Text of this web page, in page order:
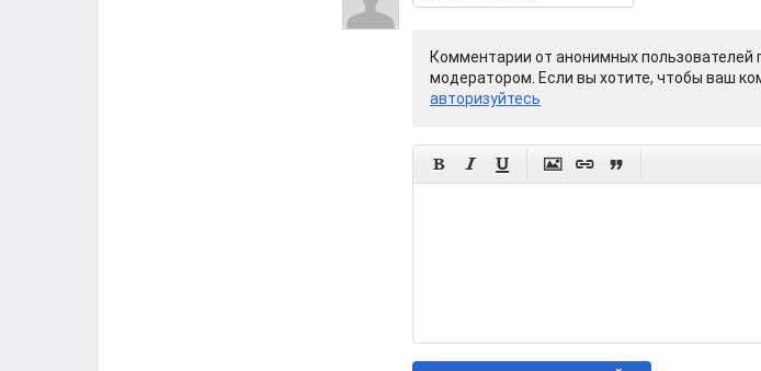
Комментарии от анонимных пользователей
модератором. Если вы хотите, чтобы ваш
авторизуйтесь
     